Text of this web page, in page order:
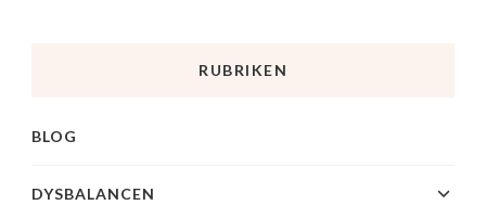
RUBRIKEN
BLOG
DYSBALANCEN